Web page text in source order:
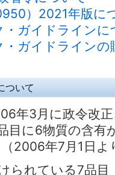
）2021年版に
ガイドラインに
ガイドラインの
ついて
年3月に政令改
目に6物質の含有
2006年7月1日よ
られている7品目